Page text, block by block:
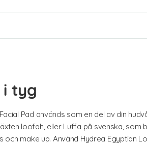
i tyg
Pad används som en del av din
loofah, eller Luffa på svenska,
make up. Använd Hydrea Egyptian